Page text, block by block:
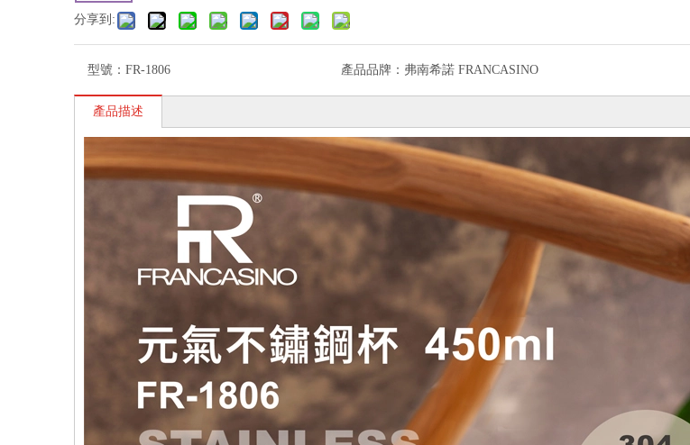
分享到:
型號： FR-1806 產品品牌： 弗南希諾 FRANCASINO
產品描述